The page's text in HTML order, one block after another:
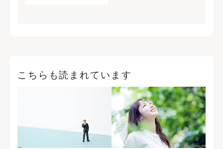
こちらも読まれています